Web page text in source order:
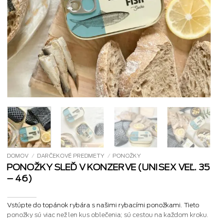
DOMOV / DARČEKOVÉ PREDMETY / PONOŽKY
PONOŽKY SLEĎ V KONZERVE (UNISEX VEĽ. 35
– 46)
Vstúpte do topánok rybára s našimi rybacími ponožkami. Tieto
ponožky sú viac než len kus oblečenia; sú cestou na každom kroku.